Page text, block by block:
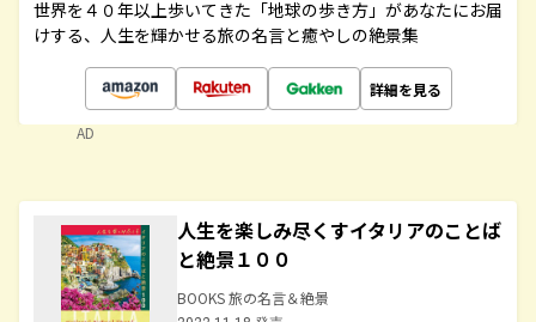
世界を４０年以上歩いてきた「地球の歩き方」があなたにお届
けする、人生を輝かせる旅の名言と癒やしの絶景集
詳細を見る
AD
人生を楽しみ尽くすイタリアのことば
と絶景１００
BOOKS 旅の名言＆絶景